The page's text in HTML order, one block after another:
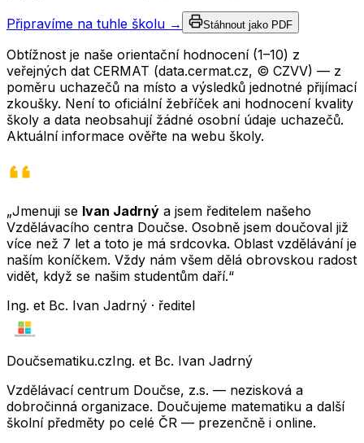
Připravíme na tuhle školu → Stáhnout jako PDF
Obtížnost je naše orientační hodnocení (1–10) z
veřejných dat CERMAT (data.cermat.cz, © CZVV) — z
poměru uchazečů na místo a výsledků jednotné přijímací
zkoušky. Není to oficiální žebříček ani hodnocení kvality
školy a data neobsahují žádné osobní údaje uchazečů.
Aktuální informace ověřte na webu školy.
„Jmenuji se Ivan Jadrný a jsem ředitelem našeho
Vzdělávacího centra Doučse. Osobně jsem doučoval již
více než 7 let a toto je má srdcovka. Oblast vzdělávání je
naším koníčkem. Vždy nám všem dělá obrovskou radost
vidět, když se našim studentům daří.“
Ing. et Bc. Ivan Jadrný · ředitel
Doučsematiku.czIng. et Bc. Ivan Jadrný
Vzdělávací centrum Doučse, z.s. — nezisková a
dobročinná organizace. Doučujeme matematiku a další
školní předměty po celé ČR — prezenčně i online.